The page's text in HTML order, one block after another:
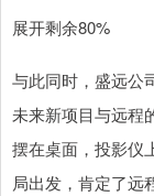
展开剩余80%
与此同时，盛远公
未来新项目与远程
摆在桌面，投影仪
局出发，肯定了远